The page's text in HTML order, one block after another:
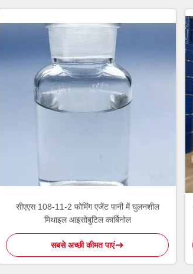
सीएएस 108-11-2 फोमिंग एजेंट पानी में घुलनशील
मिथाइल आइसोबुटिल कार्बिनोल
सबसे अच्छी कीमत पाएं